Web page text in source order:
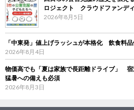
ロジェクト クラウドファンデ
2026年8月5日
「中東発」値上げラッシュが本格化 飲食料
2026年8月4日
物価高でも「夏は家族で長距離ドライブ」 宿
猛暑への備えも必須
2026年8月3日